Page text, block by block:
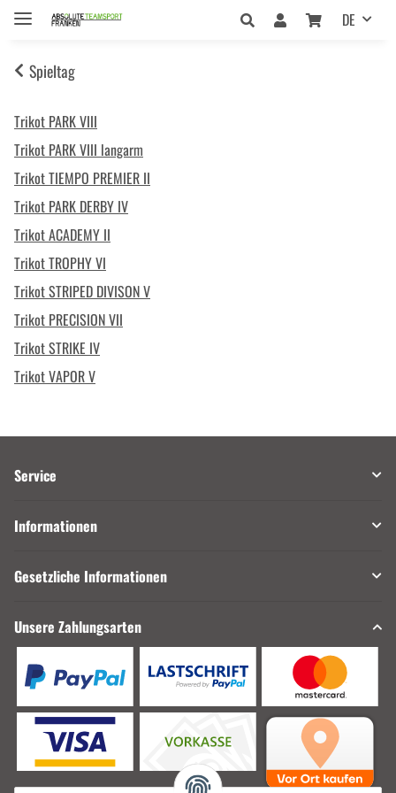
DE
Spieltag
Trikot PARK VIII
Trikot PARK VIII langarm
Trikot TIEMPO PREMIER II
Trikot PARK DERBY IV
Trikot ACADEMY II
Trikot TROPHY VI
Trikot STRIPED DIVISON V
Trikot PRECISION VII
Trikot STRIKE IV
Trikot VAPOR V
Service
Informationen
Gesetzliche Informationen
Unsere Zahlungsarten